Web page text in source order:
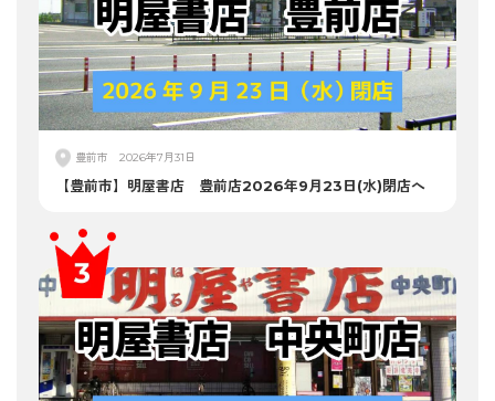
豊前市 2026年7月31日
【豊前市】明屋書店 豊前店2026年9月23日(水)閉店へ